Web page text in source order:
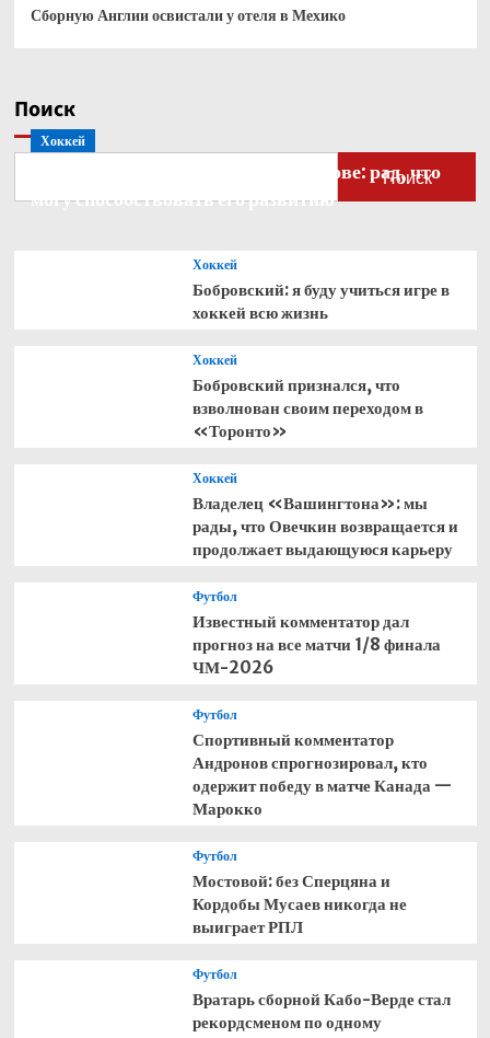
Сборную Англии освистали у отеля в Мехико
Поиск
Поиск
Хоккей
Бобровский — о голкипере Ахтямове: рад, что
могу способствовать его развитию
Хоккей
Бобровский: я буду учиться игре в
хоккей всю жизнь
Хоккей
Бобровский признался, что
взволнован своим переходом в
«Торонто»
Хоккей
Владелец «Вашингтона»: мы
рады, что Овечкин возвращается и
продолжает выдающуюся карьеру
Футбол
Известный комментатор дал
прогноз на все матчи 1/8 финала
ЧМ-2026
Футбол
Спортивный комментатор
Андронов спрогнозировал, кто
одержит победу в матче Канада —
Марокко
Футбол
Мостовой: без Сперцяна и
Кордобы Мусаев никогда не
выиграет РПЛ
Футбол
Вратарь сборной Кабо-Верде стал
рекордсменом по одному